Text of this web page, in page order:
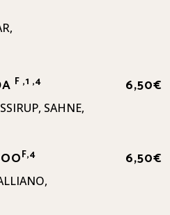
F ,1 ,4
SAHNE,
6,50€
F,4
6,50€